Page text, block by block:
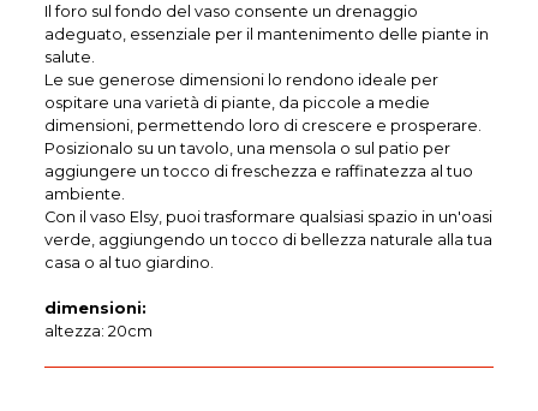
Il foro sul fondo del vaso consente un drenaggio
adeguato, essenziale per il mantenimento delle piante in
salute.
Le sue generose dimensioni lo rendono ideale per
ospitare una varietà di piante, da piccole a medie
dimensioni, permettendo loro di crescere e prosperare.
Posizionalo su un tavolo, una mensola o sul patio per
aggiungere un tocco di freschezza e raffinatezza al tuo
ambiente.
Con il vaso Elsy, puoi trasformare qualsiasi spazio in un'oasi
verde, aggiungendo un tocco di bellezza naturale alla tua
casa o al tuo giardino.
dimensioni:
altezza: 20cm